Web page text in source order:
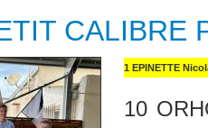
CALIBRE
1 EPINETTE
10